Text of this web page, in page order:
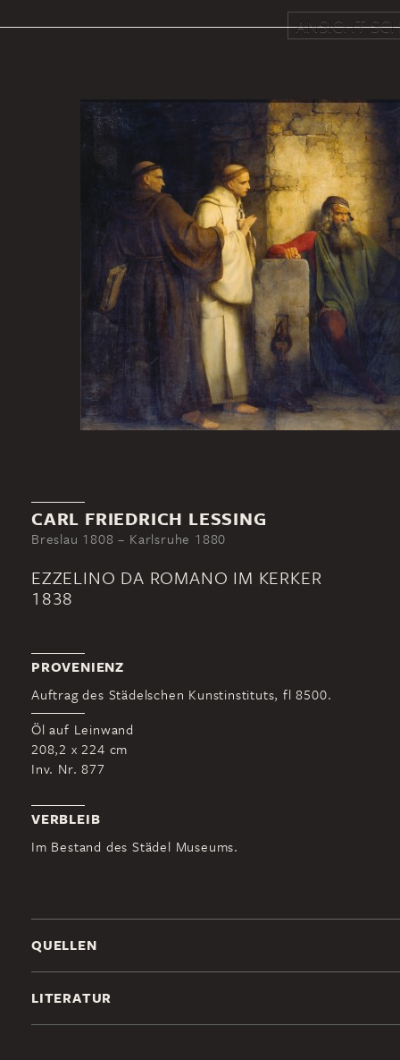
ANSICHT
CARL FRIEDRICH LESSING
Breslau 1808 – Karlsruhe 1880
EZZELINO DA ROMANO IM KERKER
1838
PROVENIENZ
Auftrag des Städelschen Kunstinstituts, fl 8500.
Öl auf Leinwand
208,2 x 224 cm
Inv. Nr. 877
VERBLEIB
Im Bestand des Städel Museums.
QUELLEN
LITERATUR